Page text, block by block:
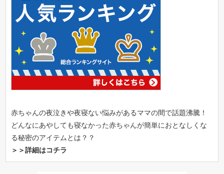
赤ちゃんの夜泣きや夜寝ない悩みがあるママの間で話題沸騰！
どんなにあやしても寝なかった赤ちゃんが簡単におとなしくな
る秘密のアイテムとは？？
＞＞詳細はコチラ